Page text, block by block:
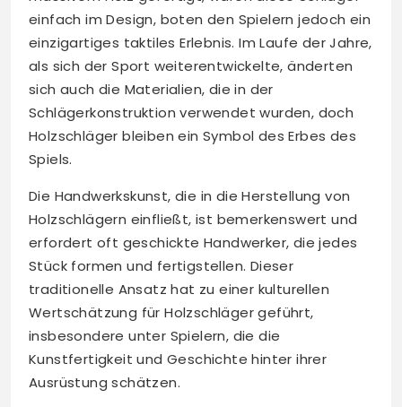
einfach im Design, boten den Spielern jedoch ein
einzigartiges taktiles Erlebnis. Im Laufe der Jahre,
als sich der Sport weiterentwickelte, änderten
sich auch die Materialien, die in der
Schlägerkonstruktion verwendet wurden, doch
Holzschläger bleiben ein Symbol des Erbes des
Spiels.
Die Handwerkskunst, die in die Herstellung von
Holzschlägern einfließt, ist bemerkenswert und
erfordert oft geschickte Handwerker, die jedes
Stück formen und fertigstellen. Dieser
traditionelle Ansatz hat zu einer kulturellen
Wertschätzung für Holzschläger geführt,
insbesondere unter Spielern, die die
Kunstfertigkeit und Geschichte hinter ihrer
Ausrüstung schätzen.